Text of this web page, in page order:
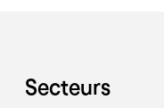
Secteurs